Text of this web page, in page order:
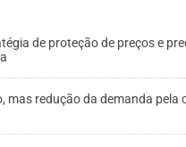
de proteção de preços e
mas redução da demanda